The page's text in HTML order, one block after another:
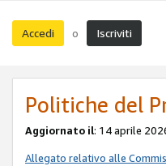
Accedi o Iscriviti
Politiche del
Aggiornato il: 14 aprile
Allegato relativo alle